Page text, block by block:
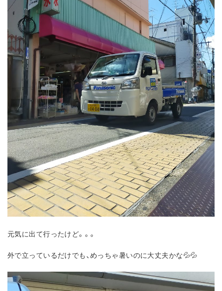
元気に出て行ったけど。。。
外で立っているだけでも、めっちゃ暑いのに大丈夫かな💦💦